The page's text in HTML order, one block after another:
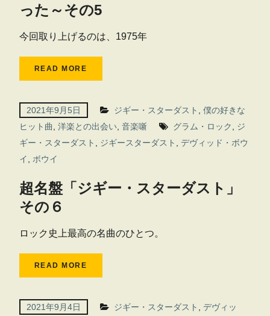
った～その5
今回取り上げるのは、1975年
READ MORE
2021年9月5日 ジギー・スターダスト
僕の好きな
ヒット曲
洋楽との出会い 音楽噺 グラム・ロック
ジ
ギー・スターダスト
ジギースターダスト
デヴィッド・ボウ
イ
ボウイ
超名盤「ジギー・スターダスト」
その６
ロック史上最高の名曲のひとつ。
READ MORE
2021年9月4日 ジギー・スターダスト デヴィッ